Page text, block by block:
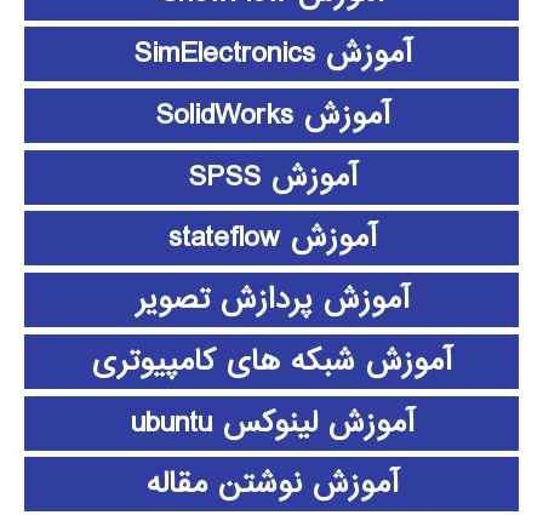
آموزش SimElectronics
آموزش SolidWorks
آموزش SPSS
آموزش stateflow
آموزش پردازش تصویر
آموزش شبکه های کامپیوتری
آموزش لینوکس ubuntu
آموزش نوشتن مقاله